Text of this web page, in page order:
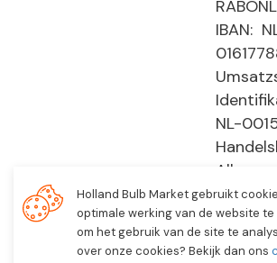
IBAN:
NL-
E0194 -
Holland Bulb Market gebruikt
optimale werking van de website
om het gebruik van de site te
over onze cookies? Bekijk dan ons